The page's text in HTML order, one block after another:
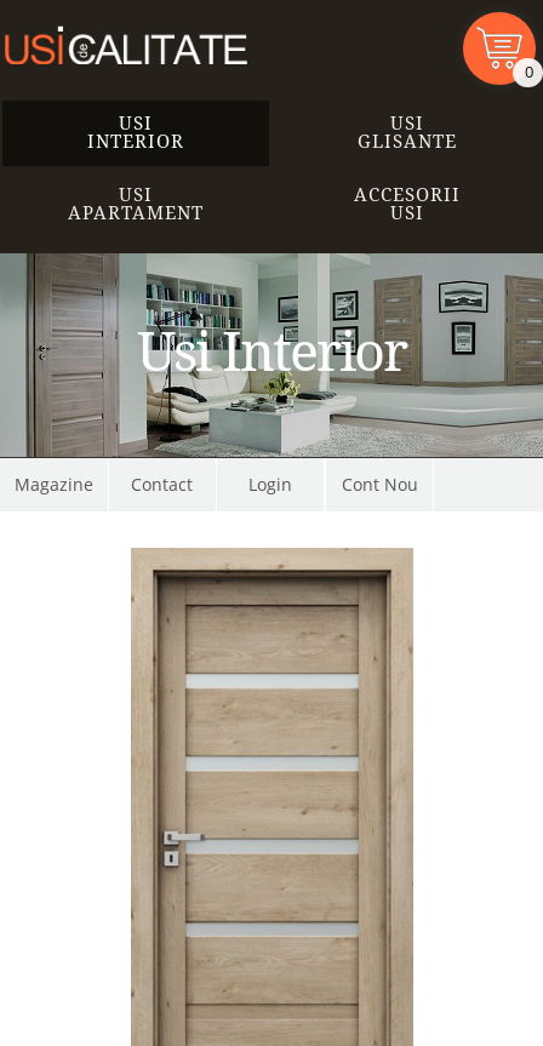
0
USI
INTERIOR
USI
GLISANTE
USI
APARTAMENT
ACCESORII
USI
Usi Interior
Magazine Contact Cont Nou